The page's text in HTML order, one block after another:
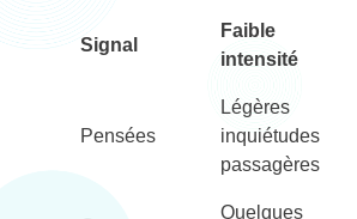
Signal
Faible
intensité
Pensées
Légères
inquiétudes
passagères
Quelques